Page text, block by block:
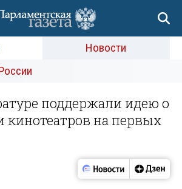
Новости
поддержали идею о
кинотеатров на первых